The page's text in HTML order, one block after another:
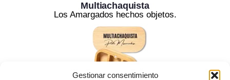
Gestionar consentimiento
Los Amargados hechos objetos.
Multiachaquista